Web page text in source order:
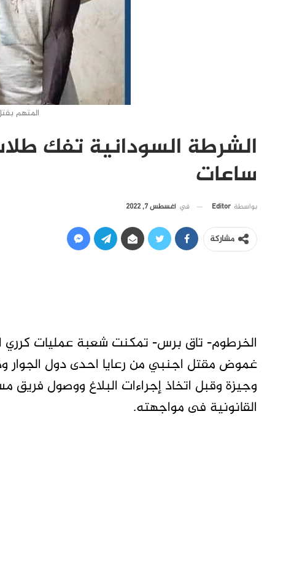
المتهم
الشرطة السودانية تفك
ساعات
بواسطة Editor في أغسطس 7, 2022
مشاركة
الخرطوم- تاق برس- تمكنت شعبة عمليات كرري
وجيزة وقبل اتخاذ إجراءات البلاغ ووصول فريق
القانونية فى مواجهته.